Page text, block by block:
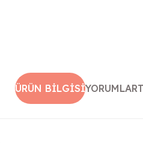
ÜRÜN BILGISIYORUMLAR